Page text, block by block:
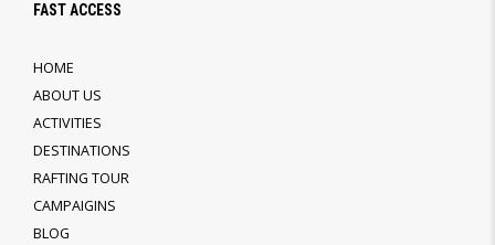
FAST ACCESS
HOME
ABOUT US
ACTIVITIES
DESTINATIONS
RAFTING TOUR
CAMPAIGINS
BLOG